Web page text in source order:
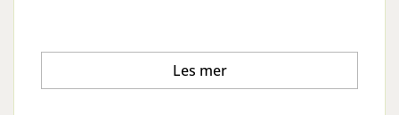
Les mer